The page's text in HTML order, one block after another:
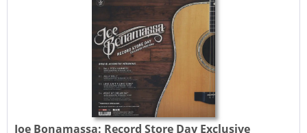
Joe Bonamassa: Record Store Day Exclusive